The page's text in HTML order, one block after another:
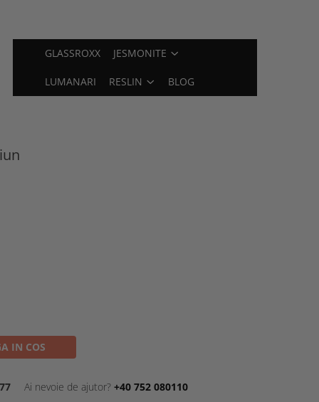
GLASSROXX JESMONITE
LUMANARI RESLIN BLOG
IN COS
Ai nevoie de ajutor? +40 752 080110